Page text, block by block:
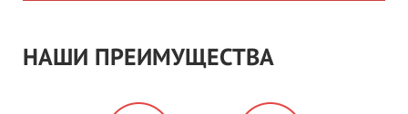
НАШИ ПРЕИМУЩЕСТВА